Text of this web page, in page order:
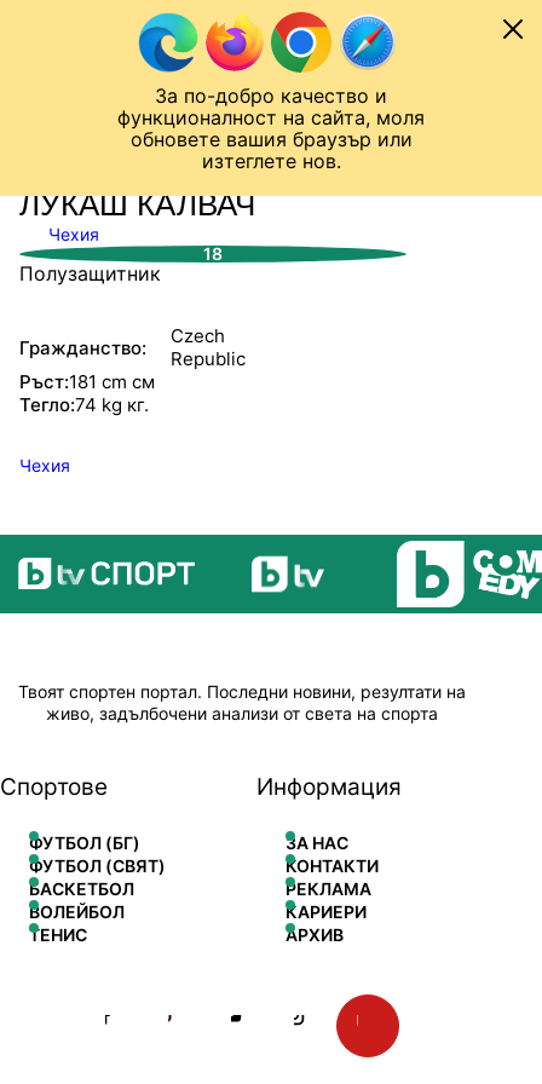
За по-добро качество и
функционалност на сайта, моля
обновете вашия браузър или
изтеглете нов.
Към съдържанието
Лига на Конференциите
СТАТИСТИКИ
ЛУКАШ КАЛВАЧ
Чехия
18
Полузащитник
Гражданство:
Czech
Republic
Ръст:181 cm см
Тегло:74 kg кг.
Чехия
Твоят спортен портал. Последни новини, резултати на
живо, задълбочени анализи от света на спорта
Спортове
ФУТБОЛ (БГ)
ФУТБОЛ (СВЯТ)
БАСКЕТБОЛ
ВОЛЕЙБОЛ
ТЕНИС
Информация
ЗА НАС
КОНТАКТИ
РЕКЛАМА
КАРИЕРИ
АРХИВ